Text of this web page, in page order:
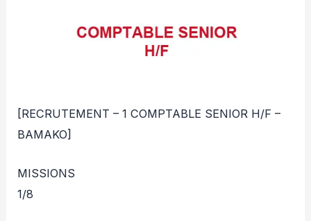
[RECRUTEMENT – 1 COMPTABLE SENIOR H/F –
BAMAKO]
MISSIONS
1/8